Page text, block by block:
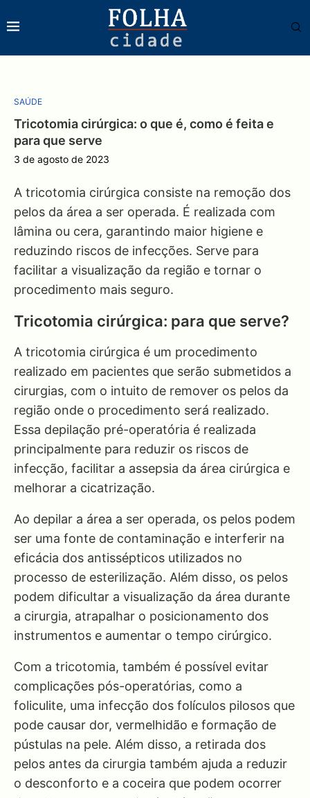
SAÚDE
Tricotomia cirúrgica: o que é, como é feita e
para que serve
3 de agosto de 2023
A tricotomia cirúrgica consiste na remoção dos
pelos da área a ser operada. É realizada com
lâmina ou cera, garantindo maior higiene e
reduzindo riscos de infecções. Serve para
facilitar a visualização da região e tornar o
procedimento mais seguro.
Tricotomia cirúrgica: para que serve?
A tricotomia cirúrgica é um procedimento
realizado em pacientes que serão submetidos a
cirurgias, com o intuito de remover os pelos da
região onde o procedimento será realizado.
Essa depilação pré-operatória é realizada
principalmente para reduzir os riscos de
infecção, facilitar a assepsia da área cirúrgica e
melhorar a cicatrização.
Ao depilar a área a ser operada, os pelos podem
ser uma fonte de contaminação e interferir na
eficácia dos antissépticos utilizados no
processo de esterilização. Além disso, os pelos
podem dificultar a visualização da área durante
a cirurgia, atrapalhar o posicionamento dos
instrumentos e aumentar o tempo cirúrgico.
Com a tricotomia, também é possível evitar
complicações pós-operatórias, como a
foliculite, uma infecção dos folículos pilosos que
pode causar dor, vermelhidão e formação de
pústulas na pele. Além disso, a retirada dos
pelos antes da cirurgia também ajuda a reduzir
o desconforto e a coceira que podem ocorrer